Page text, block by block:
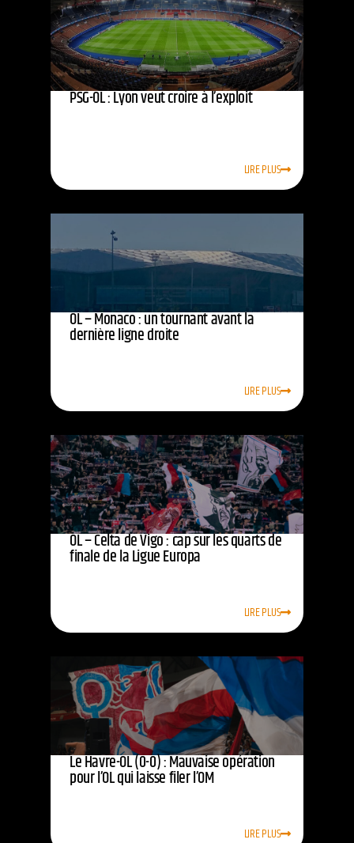
PSG-OL : Lyon veut croire à l’exploit
LIRE PLUS
OL – Monaco : un tournant avant la
dernière ligne droite
LIRE PLUS
OL – Celta de Vigo : cap sur les quarts de
finale de la Ligue Europa
LIRE PLUS
Le Havre-OL (0-0) : Mauvaise opération
pour l’OL qui laisse filer l’OM
LIRE PLUS